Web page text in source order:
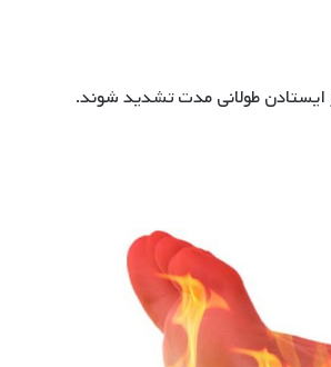
ایستادن طولانی مدت تشدید شوند.